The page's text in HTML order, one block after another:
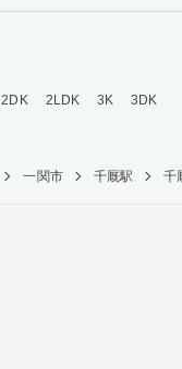
2DK 2LDK 3K
3DK
一関市 千厩駅 千